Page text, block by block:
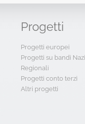
Progetti
Progetti europei
Progetti su bandi
Regionali
Progetti conto terzi
Altri progetti